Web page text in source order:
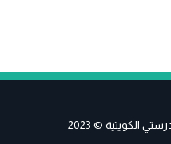
الكويتية © 2023